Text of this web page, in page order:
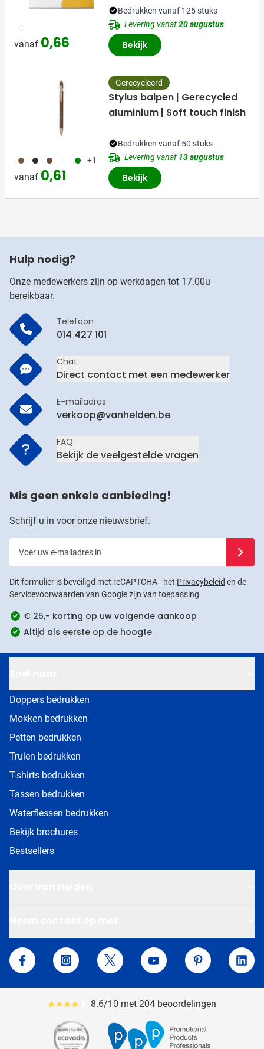
002
vanaf 0,66
Bedrukken vanaf 125 stuks
Levering vanaf20 augustus
Bekijk
011 001 871 004 +1
vanaf 0,61
Gerecycleerd
Stylus balpen | Gerecycled
aluminium | Soft touch finish
Bedrukken vanaf 50 stuks
Levering vanaf13 augustus
Bekijk
Hulp nodig?
Onze medewerkers zijn op werkdagen tot 17.00u
bereikbaar.
Telefoon
014 427 101
Chat
Direct contact met een medewerker
E-mailadres
verkoop@vanhelden.be
FAQ
Bekijk de veelgestelde vragen
Mis geen enkele aanbieding!
Schrijf u in voor onze nieuwsbrief.
Dit formulier is beveiligd met reCAPTCHA - het Privacybeleid en de
Servicevoorwaarden van Googlezijn van toepassing.
€ 25,- korting op uw volgende aankoop
Altijd als eerste op de hoogte
Doppers bedrukken
Mokken bedrukken
Petten bedrukken
Truien bedrukken
T-shirts bedrukken
Tassen bedrukken
Waterflessen bedrukken
Bekijk brochures
Bestsellers
Van Helden Relatiegeschenken
Facebook InstagramTwitter YouTube Pinterest
Gemiddeld reviewpercentage is 86
8.6/10 met 204 beoordelingen